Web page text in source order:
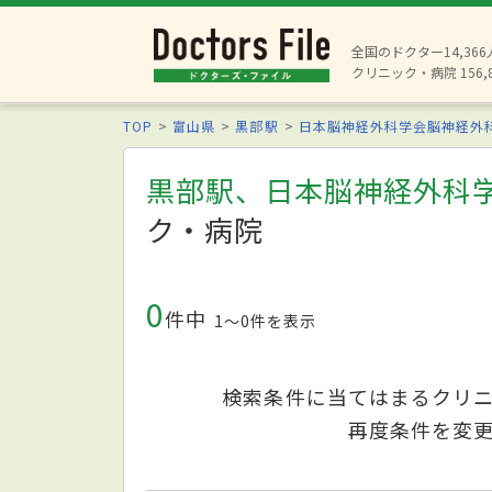
全国のドクター14,366
クリニック・病院
TOP 富山県 黒部駅 日本脳神経外科学会脳神経外
黒部駅、日本脳神経外科
ク・病院
0件中 1〜0件を表示
検索条件に当てはまるクリ
再度条件を変